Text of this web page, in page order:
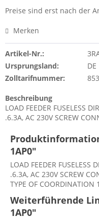
Preise sind erst nach der
Merken
Artikel-Nr.:
Ursprungsland:
DE
Zolltarifnummer:
Beschreibung
LOAD FEEDER FUSELESS
.6.3A, AC 230V SCREW
1AP0"
LOAD FEEDER FUSELESS
.6.3A, AC 230V SCREW
TYPE OF
Weiterführende
1AP0"